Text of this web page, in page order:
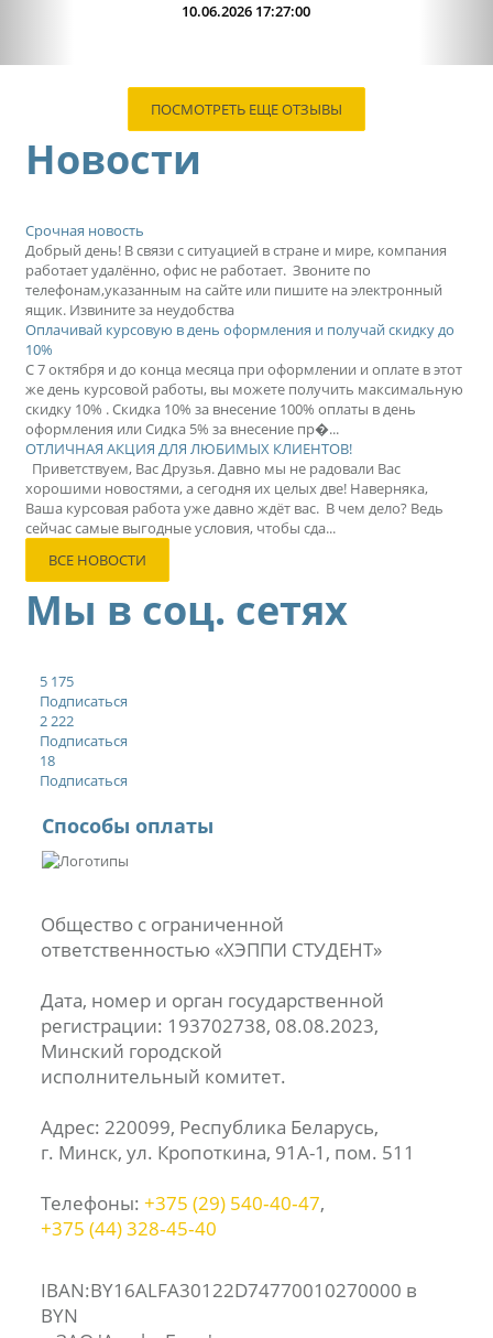
09.06.2026 13:15:00
ПОСМОТРЕТЬ ЕЩЕ ОТЗЫВЫ
Новости
Срочная новость
Добрый день! В связи с ситуацией в стране и мире, компания
работает удалённо, офис не работает. Звоните по
телефонам,указанным на сайте или пишите на электронный
ящик. Извините за неудобства
Оплачивай курсовую в день оформления и получай скидку до
10%
С 7 октября и до конца месяца при оформлении и оплате в этот
же день курсовой работы, вы можете получить максимальную
скидку 10% . Скидка 10% за внесение 100% оплаты в день
оформления или Сидка 5% за внесение пр�...
ОТЛИЧНАЯ АКЦИЯ ДЛЯ ЛЮБИМЫХ КЛИЕНТОВ!
Приветствуем, Вас Друзья. Давно мы не радовали Вас
хорошими новостями, а сегодня их целых две! Наверняка,
Ваша курсовая работа уже давно ждёт вас. В чем дело? Ведь
сейчас самые выгодные условия, чтобы сда...
ВСЕ НОВОСТИ
Мы в соц. сетях
5 175
Подписаться
2 222
Подписаться
18
Подписаться
Способы оплаты
Общество с ограниченной
ответственностью «ХЭППИ СТУДЕНТ»
Дата, номер и орган государственной
регистрации: 193702738, 08.08.2023,
Минский городской
исполнительный комитет.
Адрес: 220099, Республика Беларусь,
г. Минск, ул. Кропоткина, 91А-1, пом. 511
Телефоны: +375 (29) 540‑40‑47,
+375 (44) 328‑45‑40
IBAN:BY16ALFA30122D74770010270000 в
BYN